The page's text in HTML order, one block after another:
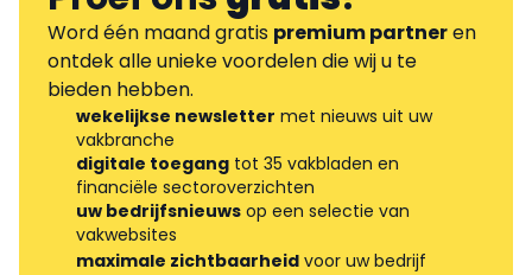
Word één maand gratis premium partneren
ontdek alle unieke voordelen die wij u te
bieden hebben.
wekelijkse newsletter met nieuws uit uw
vakbranche
digitale toegang tot 35 vakbladen en
financiële sectoroverzichten
uw bedrijfsnieuws op een selectie van
vakwebsites
maximale zichtbaarheid voor uw bedrijf